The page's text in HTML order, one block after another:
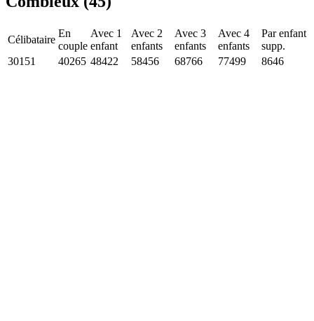
Célibataire
En
couple
Avec 1
enfant
Avec 2
enfants
Avec 3
enfants
Avec 4
enfants
Par enfant
supp.
30151
40265 48422 58456 68766 77499 8646